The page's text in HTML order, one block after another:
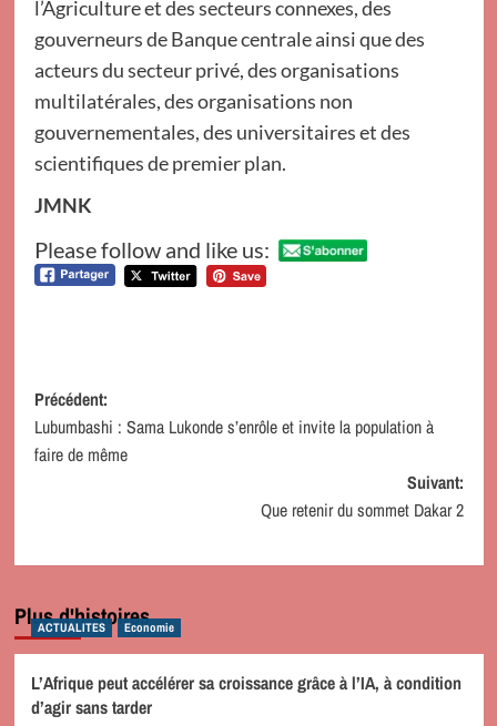
l’Agriculture et des secteurs connexes, des
gouverneurs de Banque centrale ainsi que des
acteurs du secteur privé, des organisations
multilatérales, des organisations non
gouvernementales, des universitaires et des
scientifiques de premier plan.
JMNK
Please follow and like us:
Navigation
d’article
Précédent:
Lubumbashi : Sama Lukonde s’enrôle et invite la population à
faire de même
Suivant:
Que retenir du sommet Dakar 2
Plus d'histoires
ACTUALITES Economie
L’Afrique peut accélérer sa croissance grâce à l’IA, à condition
d’agir sans tarder